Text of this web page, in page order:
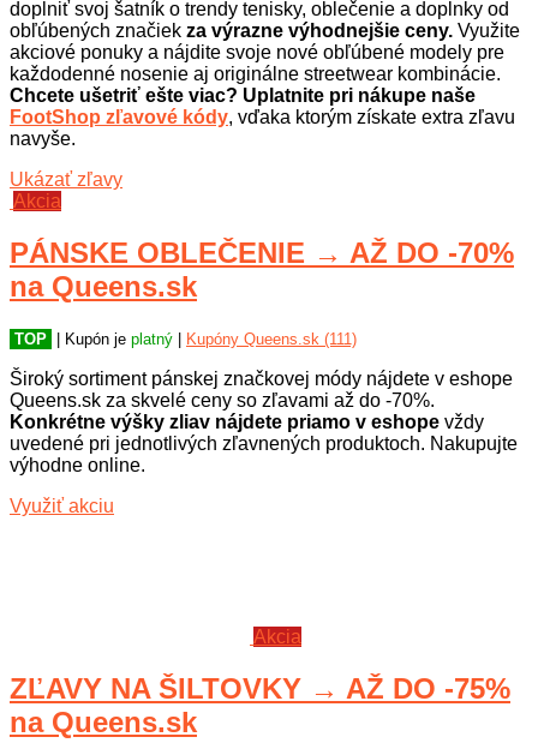
doplniť svoj šatník o trendy tenisky, oblečenie a doplnky od
obľúbených značiek za výrazne výhodnejšie ceny. Využite
akciové ponuky a nájdite svoje nové obľúbené modely pre
každodenné nosenie aj originálne streetwear kombinácie.
Chcete ušetriť ešte viac? Uplatnite pri nákupe naše
FootShop zľavové kódy, vďaka ktorým získate extra zľavu
navyše.
Ukázať zľavy
Akcia
PÁNSKE OBLEČENIE → AŽ DO -70%
na Queens.sk
TOP | Kupón je platný | Kupóny Queens.sk (111)
Široký sortiment pánskej značkovej módy nájdete v eshope
Queens.sk za skvelé ceny so zľavami až do -70%.
Konkrétne výšky zliav nájdete priamo v eshope vždy
uvedené pri jednotlivých zľavnených produktoch. Nakupujte
výhodne online.
Využiť akciu
Akcia
ZĽAVY NA ŠILTOVKY → AŽ DO -75%
na Queens.sk